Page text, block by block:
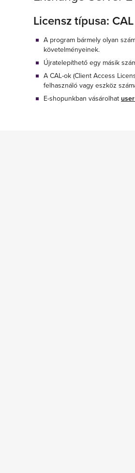
Licensz típusa:
A program bármely olyan
követelményeinek.
Újratelepíthető egy másik
A CAL-ok (Client Access
felhasználó vagy eszköz
E-shopunkban vásárolhat